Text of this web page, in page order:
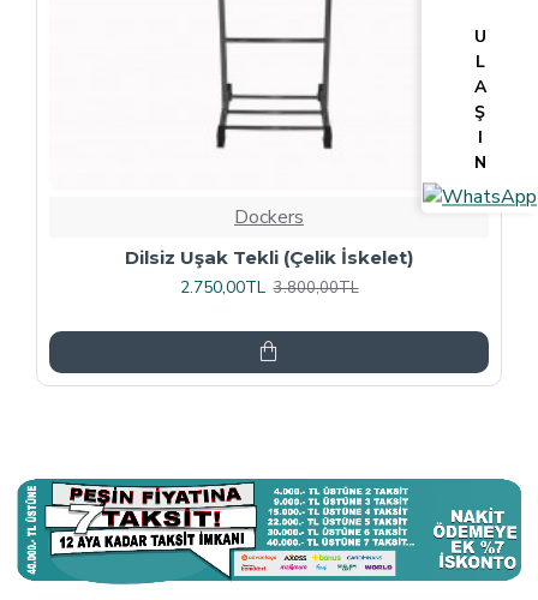
Dockers
Tv Lcd Standı 5484
3.375,00TL 4.500,00TL
U
L
A
Ş
I
N